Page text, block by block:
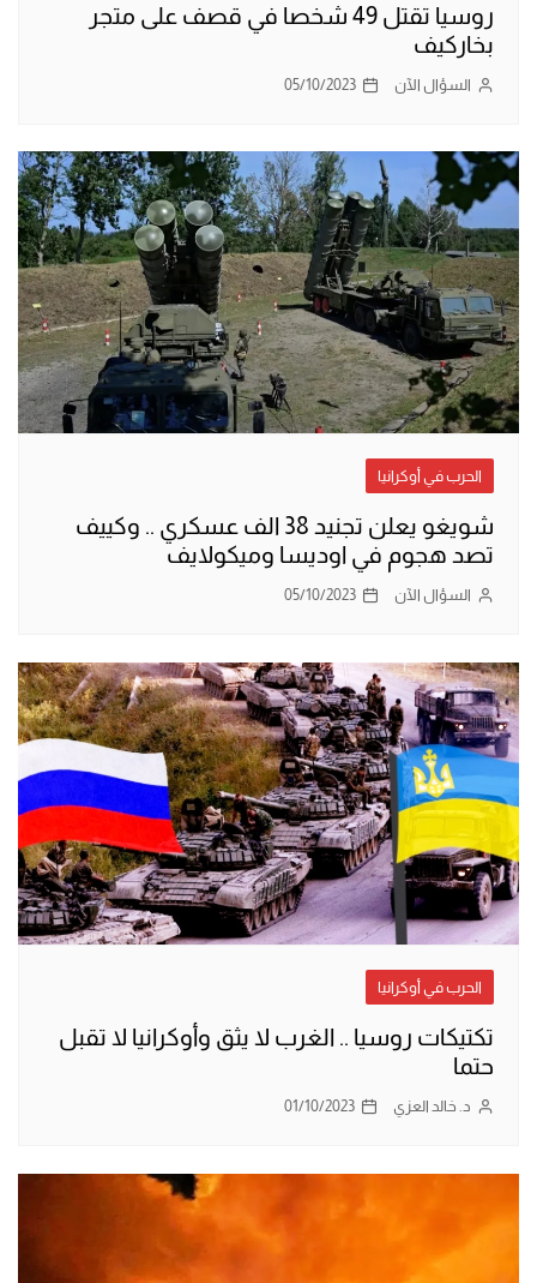
روسيا تقتل 49 شخصا في قصف على متجر
بخاركيف
السؤال الآن 05/10/2023
الحرب في أوكرانيا
شويغو يعلن تجنيد 38 الف عسكري .. وكييف
تصد هجوم في اوديسا وميكولايف
السؤال الآن 05/10/2023
الحرب في أوكرانيا
تكتيكات روسيا .. الغرب لا يثق وأوكرانيا لا تقبل
حتما
د. خالد العزي 01/10/2023